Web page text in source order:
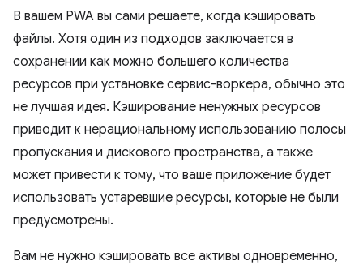
В вашем PWA вы сами решаете, когда кэшировать
файлы. Хотя один из подходов заключается в
сохранении как можно большего количества
ресурсов при установке сервис-воркера, обычно это
не лучшая идея. Кэширование ненужных ресурсов
приводит к нерациональному использованию полосы
пропускания и дискового пространства, а также
может привести к тому, что ваше приложение будет
использовать устаревшие ресурсы, которые не были
предусмотрены.
Вам не нужно кэшировать все активы одновременно,